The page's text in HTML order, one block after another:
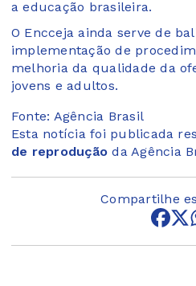
a educação brasileira.
O Encceja ainda serve de
implementação de
melhoria da qualidade da
jovens e adultos.
Fonte: Agência Brasil
Esta notícia foi publicada
de reprodução da Agência
Compartilhe